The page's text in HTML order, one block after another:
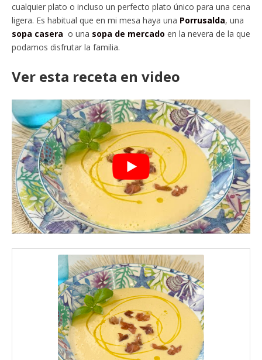
cualquier plato o incluso un perfecto plato único para una cena
ligera. Es habitual que en mi mesa haya una Porrusalda, una
sopa casera o una sopa de mercado en la nevera de la que
podamos disfrutar la familia.
Ver esta receta en video